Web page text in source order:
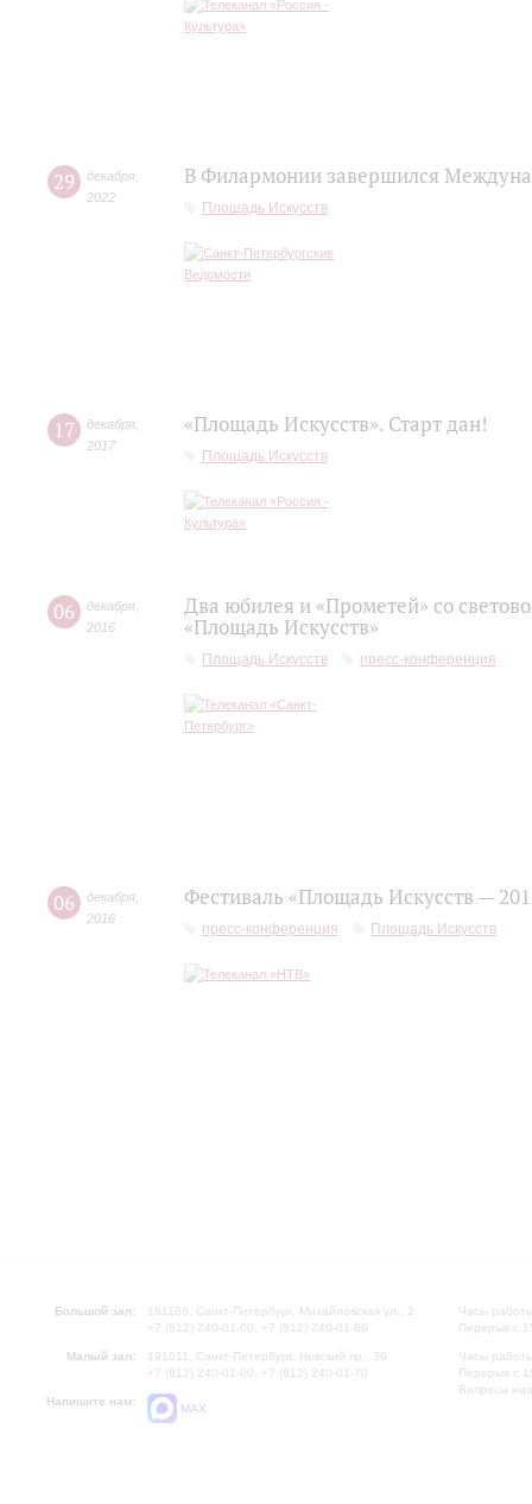
29 декабря
2022
В Филармонии завершился
Площадь Искусств
17 декабря
2017
«Площадь Искусств». Старт дан!
Площадь Искусств
06 декабря
2016
Два юбилея и «Прометей» со
«Площадь Искусств»
Площадь Искусств пресс-конференция
06 декабря
2016
Фестиваль «Площадь Искусств —
пресс-конференция Площадь Искусств
Большой зал:
191186, Санкт-Петербург, Михайловская ул., 2
+7 (812) 240-01-00, +7 (812) 240-01-80
Малый зал:
191011, Санкт-Петербург, Невский пр., 30
+7 (812) 240-01-00, +7 (812) 240-01-70
Напишите нам:
MAX
Часы
Перерыв с
Часы
Перерыв с
Вопросы